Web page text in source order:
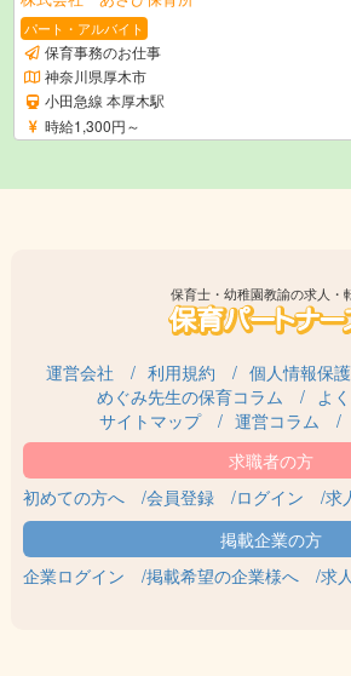
パート・アルバイト
保育事務のお仕事
神奈川県厚木市
小田急線 本厚木駅
時給1,300円～
保育士・幼稚園教諭の求人・
運営会社 利用規約 個人情報保
めぐみ先生の保育コラム
よ
サイトマップ
運営コラム
初めての方へ 会員登録 ログイン 求
企業ログイン 掲載希望の企業様へ 求